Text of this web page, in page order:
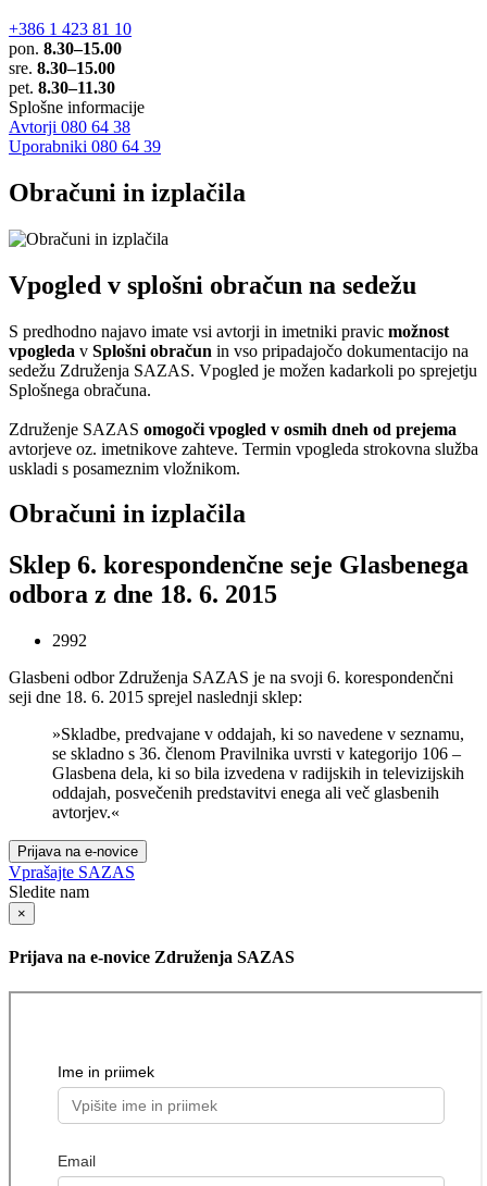
+386 1 423 81 10
pon. 8.30–15.00
sre. 8.30–15.00
pet. 8.30–11.30
Splošne informacije
Avtorji 080 64 38
Uporabniki 080 64 39
Obračuni in izplačila
Vpogled v splošni obračun na sedežu
S predhodno najavo imate vsi avtorji in imetniki pravic možnost
vpogleda v Splošni obračun in vso pripadajočo dokumentacijo na
sedežu Združenja SAZAS. Vpogled je možen kadarkoli po sprejetju
Splošnega obračuna.
Združenje SAZAS omogoči vpogled v osmih dneh od prejema
avtorjeve oz. imetnikove zahteve. Termin vpogleda strokovna služba
uskladi s posameznim vložnikom.
Obračuni in izplačila
Sklep 6. korespondenčne seje Glasbenega
odbora z dne 18. 6. 2015
2992
Glasbeni odbor Združenja SAZAS je na svoji 6. korespondenčni
seji dne 18. 6. 2015 sprejel naslednji sklep:
»Skladbe, predvajane v oddajah, ki so navedene v seznamu,
se skladno s 36. členom Pravilnika uvrsti v kategorijo 106 –
Glasbena dela, ki so bila izvedena v radijskih in televizijskih
oddajah, posvečenih predstavitvi enega ali več glasbenih
avtorjev.«
Prijava na e-novice
Vprašajte SAZAS
Sledite nam
×
Prijava na e-novice Združenja SAZAS